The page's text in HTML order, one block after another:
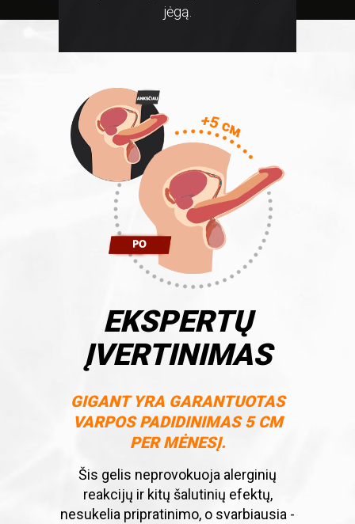
jėgą.
EKSPERTŲ
ĮVERTINIMAS
GIGANT YRA GARANTUOTAS
VARPOS PADIDINIMAS 5 CM
PER MĖNESĮ.
Šis gelis neprovokuoja alerginių
reakcijų ir kitų šalutinių efektų,
nesukelia pripratinimo, o svarbiausia -